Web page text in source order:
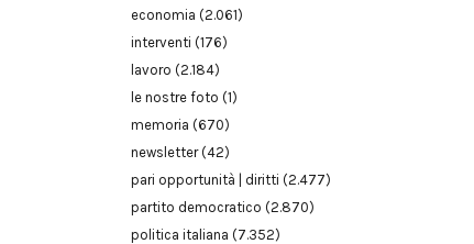
economia (2.061)
interventi (176)
lavoro (2.184)
le nostre foto (1)
memoria (670)
newsletter(42)
pari opportunità | diritti (2.477)
partito democratico (2.870)
politica italiana (7.352)